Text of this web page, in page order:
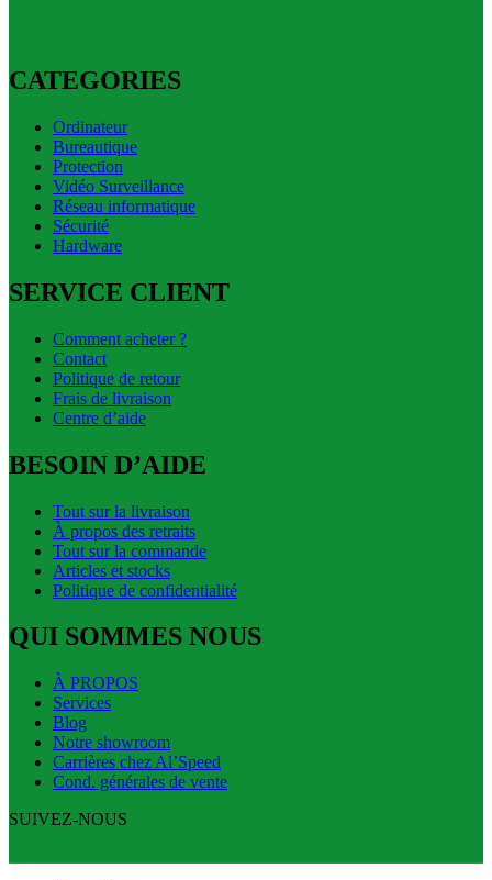
CATEGORIES
Ordinateur
Bureautique
Protection
Vidéo Surveillance
Réseau informatique
Sécurité
Hardware
SERVICE CLIENT
Comment acheter ?
Contact
Politique de retour
Frais de livraison
Centre d’aide
BESOIN D’AIDE
Tout sur la livraison
À propos des retraits
Tout sur la commande
Articles et stocks
Politique de confidentialité
QUI SOMMES NOUS
À PROPOS
Services
Blog
Notre showroom
Carrières chez Al’Speed
Cond. générales de vente
SUIVEZ-NOUS